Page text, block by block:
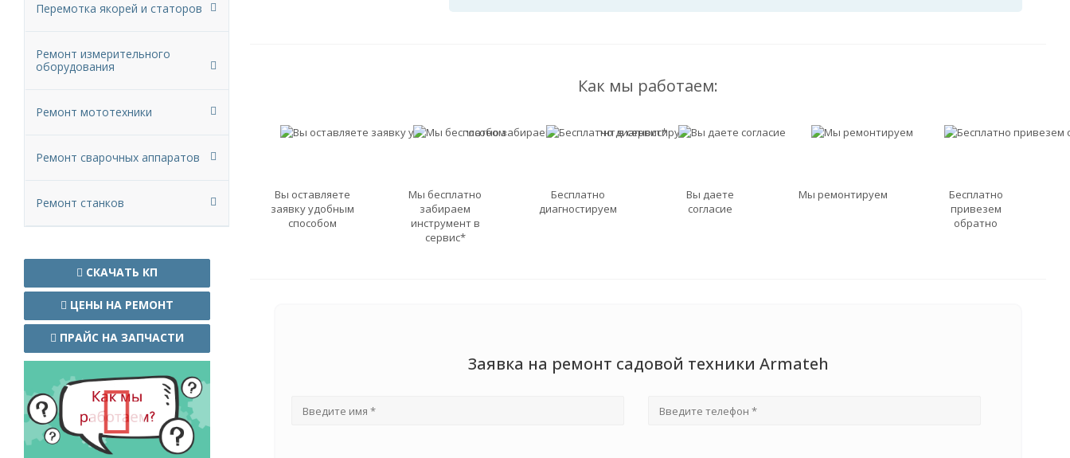
Как мы работаем:
Вы оставляете
заявку удобным
способом
Мы бесплатно
забираем
инструмент в
сервис*
Бесплатно
диагностируем
Вы даете
согласие
Мы ремонтируем
Бесплатно
привезем
обратно
Заявка на ремонт садовой техники Armateh
Перемотка якорей и статоров
Ремонт измерительного
оборудования
Ремонт мототехники
Ремонт сварочных аппаратов
Ремонт станков
СКАЧАТЬ КП
ЦЕНЫ НА РЕМОНТ
ПРАЙС НА ЗАПЧАСТИ